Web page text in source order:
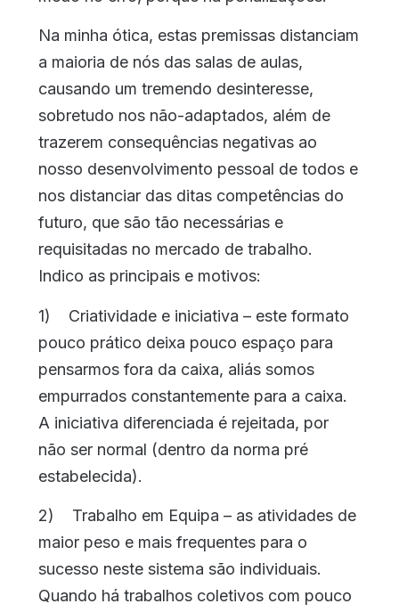
Na minha ótica, estas premissas distanciam
a maioria de nós das salas de aulas,
causando um tremendo desinteresse,
sobretudo nos não-adaptados, além de
trazerem consequências negativas ao
nosso desenvolvimento pessoal de todos e
nos distanciar das ditas competências do
futuro, que são tão necessárias e
requisitadas no mercado de trabalho.
Indico as principais e motivos:
1) Criatividade e iniciativa – este formato
pouco prático deixa pouco espaço para
pensarmos fora da caixa, aliás somos
empurrados constantemente para a caixa.
A iniciativa diferenciada é rejeitada, por
não ser normal (dentro da norma pré
estabelecida).
2) Trabalho em Equipa – as atividades de
maior peso e mais frequentes para o
sucesso neste sistema são individuais.
Quando há trabalhos coletivos com pouco